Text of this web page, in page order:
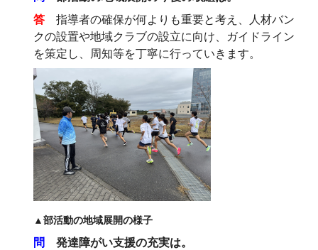
答
指導者の確保が何よりも重要と考え、人材バン
クの設置や地域クラブの設立に向け、ガイドライン
を策定し、周知等を丁寧に行っていきます。
▲部活動の地域展開の様子
問
発達障がい支援の充実は。